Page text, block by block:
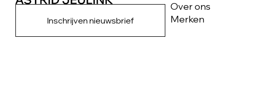
Inschrijven nieuwsbrief
Over ons
Merken